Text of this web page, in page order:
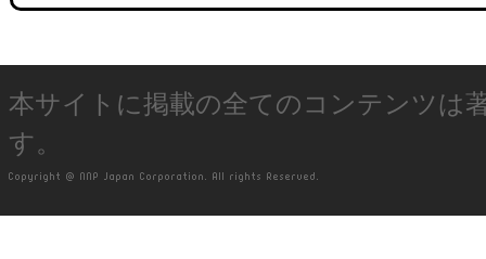
本サイトに掲載の全てのコンテンツは
す。